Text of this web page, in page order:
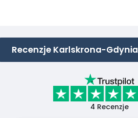
Recenzje Karlskrona-Gdynia
4 Recenzje